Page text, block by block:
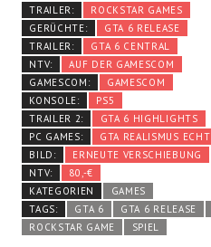
TRAILER:
ROCKSTAR GAMES
GERÜCHTE:
GTA 6 RELEASE
TRAILER:
GTA 6 CENTRAL
NTV:
AUF DER GAMESCOM
GAMESCOM:
GAMESCOM
KONSOLE:
PS5
TRAILER 2:
GTA 6 HIGHLIGHTS
PC GAMES:
GTA REALISMUS ECHT
BILD:
ERNEUTE VERSCHIEBUNG
NTV:
80,-€
KATEGORIEN
GAMES
TAGS:
GTA 6 GTA 6 RELEASE
ROCKSTAR GAME
SPIEL